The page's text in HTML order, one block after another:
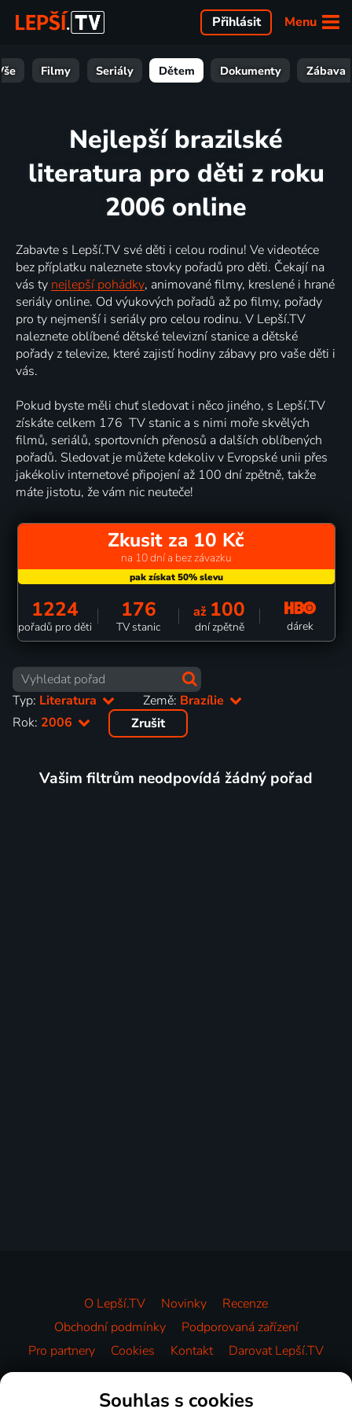
Menu
Přihlásit
Filmy Seriály Dětem Dokumenty Zábava
Nejlepší brazilské
literatura pro děti z roku
2006 online
Zabavte s Lepší.TV své děti i celou rodinu! Ve videotéce
bez příplatku naleznete stovky pořadů pro děti. Čekají na
vás ty nejlepší pohádky, animované filmy, kreslené i hrané
seriály online. Od výukových pořadů až po filmy, pořady
pro ty nejmenší i seriály pro celou rodinu. V Lepší.TV
naleznete oblíbené dětské televizní stanice a dětské
pořady z televize, které zajistí hodiny zábavy pro vaše děti i
vás.
Pokud byste měli chuť sledovat i něco jiného, s Lepší.TV
získáte celkem 176 TV stanic a s nimi moře skvělých
filmů, seriálů, sportovních přenosů a dalších oblíbených
pořadů. Sledovat je můžete kdekoliv v Evropské unii přes
jakékoliv internetové připojení až 100 dní zpětně, takže
máte jistotu, že vám nic neuteče!
Zkusit za 10 Kč
na 10 dní a bez závazku
1224
pořadů pro děti
176
TV stanic
až 100
dní zpětně dárek
Typ: Literatura Země: Brazílie
Rok: 2006 Zrušit
Vašim filtrům neodpovídá žádný pořad
O Lepší.TV Novinky
Recenze
Obchodní podmínky
Podporovaná zařízení
Pro partnery
Cookies Kontakt Darovat Lepší.TV
Videotéka
Souhlas s cookies